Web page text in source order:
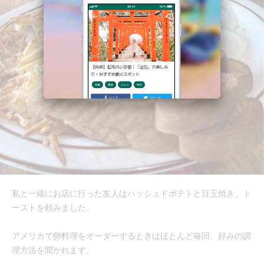
私と一緒にお店に行った友人はハッシュドポテトと目玉焼き、ト
ーストを頼みました。
アメリカで卵料理をオーダーするときはほとんど毎回、好みの調
理方法を聞かれます。